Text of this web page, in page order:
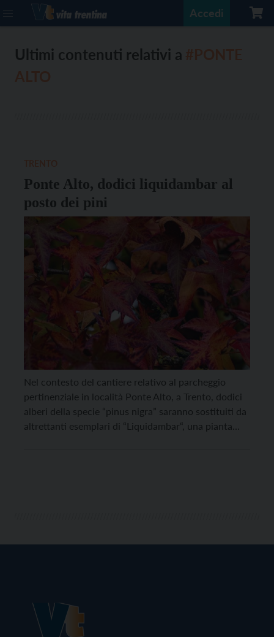
Accedi
Ultimi contenuti relativi a
Ponte Alto, dodici liquidambar al
posto dei pini
Nel contesto del cantiere relativo al parcheggio
pertinenziale in località Ponte Alto, a Trento, dodici
alberi della specie “pinus nigra” saranno sostituiti da
altrettanti esemplari di “Liquidambar“, una pianta